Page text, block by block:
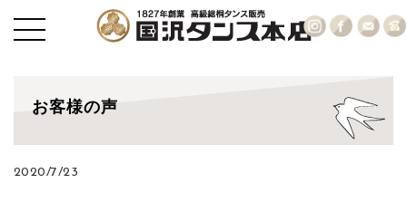
お客様の声
2020/7/23